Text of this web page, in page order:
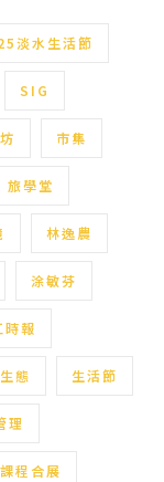
淡水生活節
SIG
市集
旅學堂
林逸農
涂敏芬
時報
生態 生活節
理
課程合展